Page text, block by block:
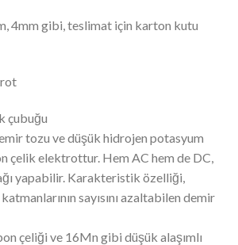
4mm gibi, teslimat için karton kutu
çubuğu
tozu ve düşük hidrojen potasyum
çelik elektrottur. Hem AC hem de DC,
yapabilir. Karakteristik özelliği,
sayısını azaltabilen demir
çeliği ve 16Mn gibi düşük alaşımlı